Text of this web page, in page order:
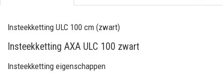
Insteekketting ULC 100 cm (zwart)
Insteekketting AXA ULC 100 zwart
Insteekketting eigenschappen